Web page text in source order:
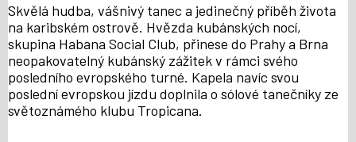
Skvělá hudba, vášnivý tanec a jedinečný příběh života
na karibském ostrově. Hvězda kubánských nocí,
skupina Habana Social Club, přinese do Prahy a Brna
neopakovatelný kubánský zážitek v rámci svého
posledního evropského turné. Kapela navíc svou
poslední evropskou jízdu doplnila o sólové tanečníky ze
světoznámého klubu Tropicana.